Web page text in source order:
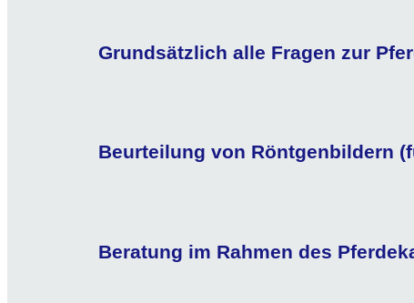
Grundsätzlich alle Fragen zur
Beurteilung von Röntgenbildern
Beratung im Rahmen des